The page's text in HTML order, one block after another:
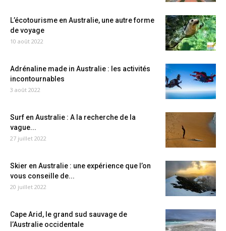
L’écotourisme en Australie, une autre forme
de voyage
10 août 2022
Adrénaline made in Australie : les activités
incontournables
3 août 2022
Surf en Australie : A la recherche de la
vague...
27 juillet 2022
Skier en Australie : une expérience que l’on
vous conseille de...
20 juillet 2022
Cape Arid, le grand sud sauvage de
l’Australie occidentale